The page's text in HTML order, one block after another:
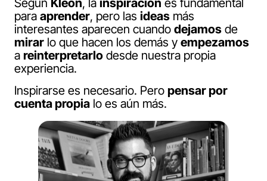
Según Kleon, la inspiración es fundamental
para aprender, pero las ideas más
interesantes aparecen cuando dejamos de
mirar lo que hacen los demás y empezamos
a reinterpretarlo desde nuestra propia
experiencia.
Inspirarse es necesario. Pero pensar por
cuenta propia lo es aún más.